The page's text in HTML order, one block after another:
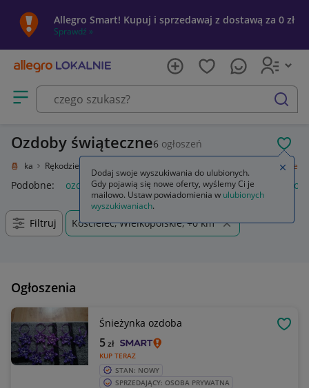
Allegro Smart! Kupuj i sprzedawaj z dostawą za 0 zł
Sprawdź »
Otwórz menu z kategoriami
szukaj
Ozdoby świąteczne6 ogłoszeń
i sztuka Rękodzieło Ozdoby świąteczne
Podobne: ozdoby świąteczne ozdoby świąteczne boże
Filtruj Kościelec, Wielkopolskie, +0 km
Ogłoszenia
Śnieżynka ozdoba
KUP TERAZ
5zł
STAN: NOWY
SPRZEDAJĄCY: OSOBA PRYWATNA
Dodaj swoje wyszukiwania do ulubionych.
Gdy pojawią się nowe oferty, wyślemy Ci je
mailowo. Ustaw powiadomienia w ulubionych
wyszukiwaniach.